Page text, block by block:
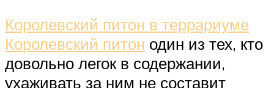
Королевский питон в террариуме
Королевский питон один из тех, кто
довольно легок в содержании,
ухаживать за ним не составит